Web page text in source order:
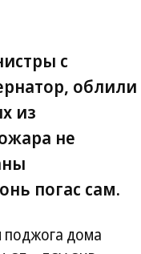
с
облили
из
не
погас сам.
поджога дома